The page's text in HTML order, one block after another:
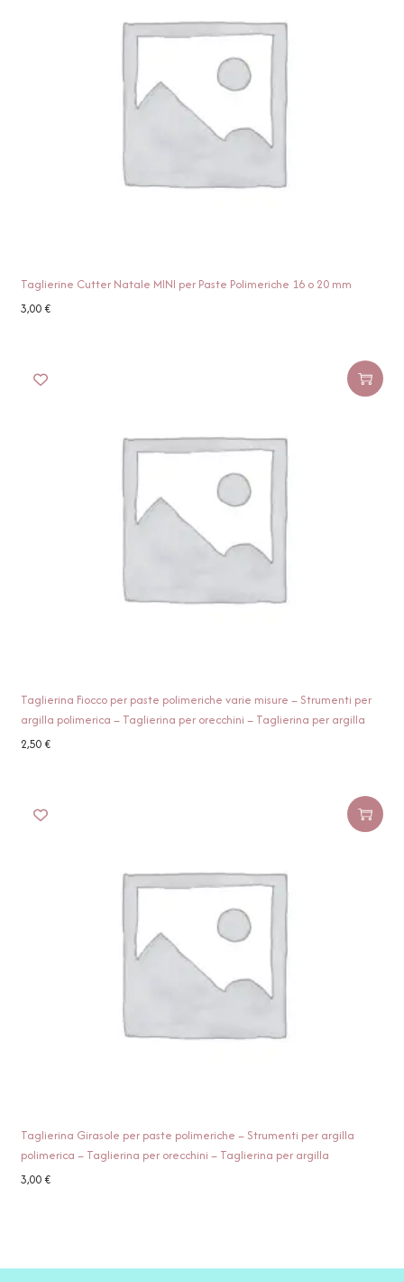
Taglierine Cutter Natale MINI per Paste Polimeriche 16 o 20 mm
3,00€
Taglierina Fiocco per paste polimeriche varie misure – Strumenti per
argilla polimerica – Taglierina per orecchini – Taglierina per argilla
2,50€
Taglierina Girasole per paste polimeriche – Strumenti per argilla
polimerica – Taglierina per orecchini – Taglierina per argilla
3,00€